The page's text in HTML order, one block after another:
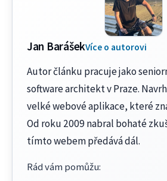
Jan BarášekVíce o autorovi
Autor článku pracuje jako
software architekt v Praze.
velké webové aplikace, které
Od roku 2009 nabral bohaté
tímto webem předává dál.
Rád vám pomůžu: